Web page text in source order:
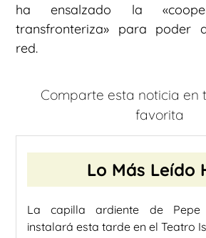
ha ensalzado la
transfronteriza» para poder
red.
Comparte esta noticia en
favorita
Lo Más Leído
La capilla ardiente de Pepe
instalará esta tarde en el Teatro